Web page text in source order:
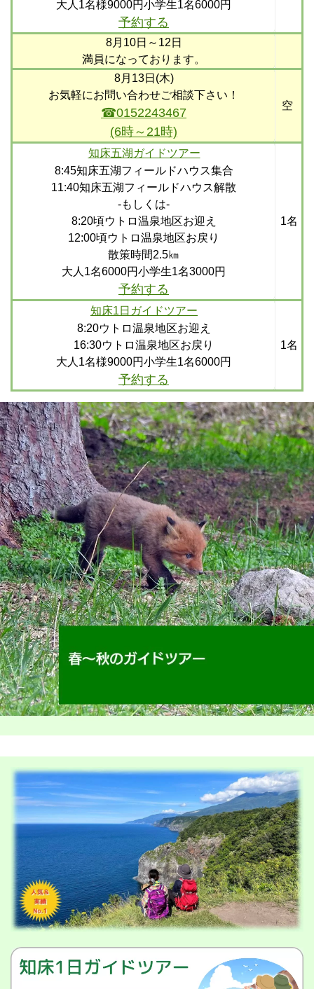
大人1名様9000円小学生1名6000円
予約する
8月10日～12日
満員になっております。
8月13日(木)
お気軽にお問い合わせご相談下さい！
☎0152243467
(6時～21時)
空
知床五湖ガイドツアー
8:45知床五湖フィールドハウス集合
11:40知床五湖フィールドハウス解散
-もしくは-
8:20頃ウトロ温泉地区お迎え
12:00頃ウトロ温泉地区お戻り
散策時間2.5㎞
大人1名6000円小学生1名3000円
予約する
1名
知床1日ガイドツアー
8:20ウトロ温泉地区お迎え
16:30ウトロ温泉地区お戻り
大人1名様9000円小学生1名6000円
予約する
1名